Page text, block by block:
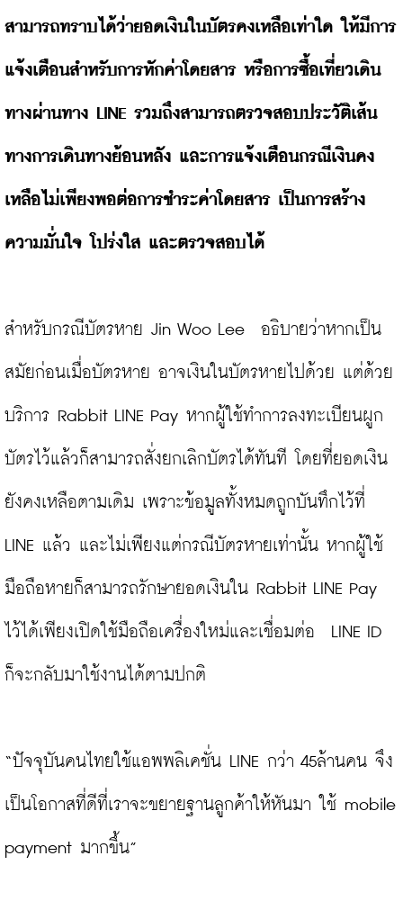
สามารถทราบได้ว่ายอดเงินในบัตรคงเหลือเท่าใด ให้มีการ
แจ้งเตือนสำหรับการหักค่าโดยสาร หรือการซื้อเที่ยวเดิน
ทางผ่านทาง LINE รวมถึงสามารถตรวจสอบประวัติเส้น
ทางการเดินทางย้อนหลัง และการแจ้งเตือนกรณีเงินคง
เหลือไม่เพียงพอต่อการชำระค่าโดยสาร เป็นการสร้าง
ความมั่นใจ โปร่งใส และตรวจสอบได้
สำหรับกรณีบัตรหาย Jin Woo Lee  อธิบายว่าหากเป็น
สมัยก่อนเมื่อบัตรหาย อาจเงินในบัตรหายไปด้วย แต่ด้วย
บริการ Rabbit LINE Pay หากผู้ใช้ทำการลงทะเบียนผูก
บัตรไว้แล้วก็สามารถสั่งยกเลิกบัตรได้ทันที โดยที่ยอดเงิน
ยังคงเหลือตามเดิม เพราะข้อมูลทั้งหมดถูกบันทึกไว้ที่
LINE แล้ว และไม่เพียงแต่กรณีบัตรหายเท่านั้น หากผู้ใช้
มือถือหายก็สามารถรักษายอดเงินใน Rabbit LINE Pay
ไว้ได้เพียงเปิดใช้มือถือเครื่องใหม่และเชื่อมต่อ  LINE ID
ก็จะกลับมาใช้งานได้ตามปกติ
“ปัจจุบันคนไทยใช้แอพพลิเคชั่น LINE กว่า 45ล้านคน จึง
เป็นโอกาสที่ดีที่เราจะขยายฐานลูกค้าให้หันมา ใช้ mobile
payment มากขึ้น”